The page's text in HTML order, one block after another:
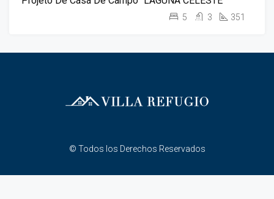
5 3 351
© Todos los Derechos Reservados